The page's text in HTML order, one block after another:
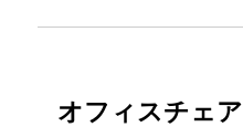
オフィスチェア